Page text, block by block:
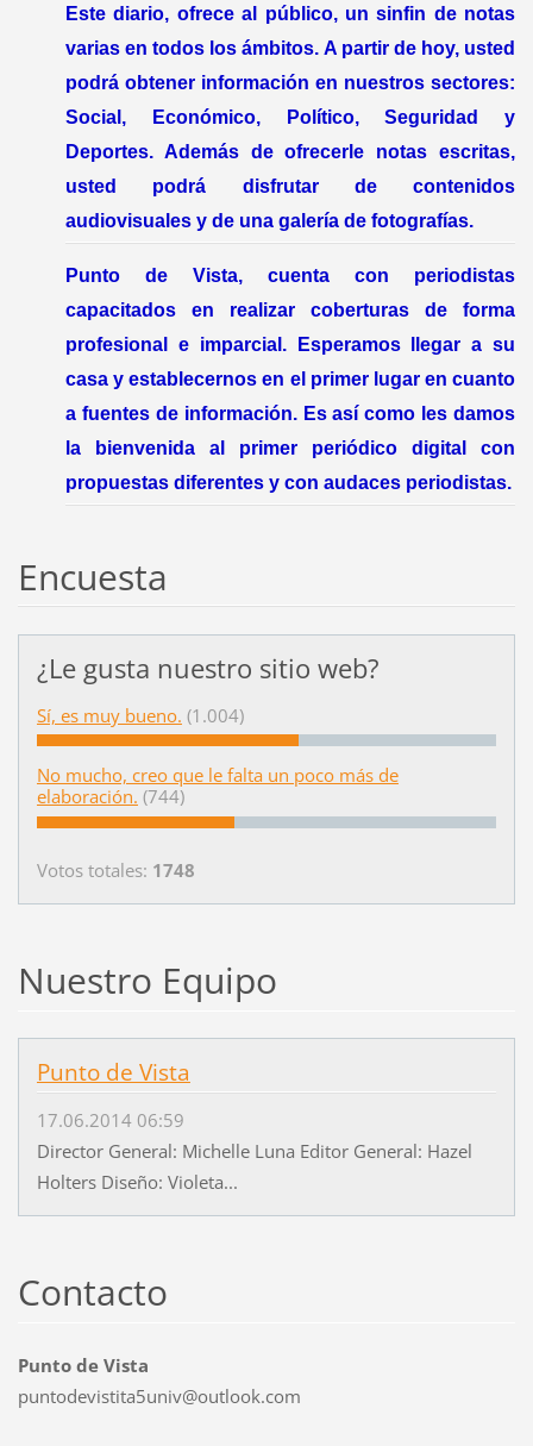
Este diario, ofrece al público, un sinfin de notas
varias en todos los ámbitos. A partir de hoy, usted
podrá obtener información en nuestros sectores:
Social, Económico, Político, Seguridad y
Deportes. Además de ofrecerle notas escritas,
usted podrá disfrutar de contenidos
audiovisuales y de una galería de fotografías.
Punto de Vista, cuenta con periodistas
capacitados en realizar coberturas de forma
profesional e imparcial. Esperamos llegar a su
casa y establecernos en el primer lugar en cuanto
a fuentes de información. Es así como les damos
la bienvenida al primer periódico digital con
propuestas diferentes y con audaces periodistas.
Encuesta
¿Le gusta nuestro sitio web?
Sí, es muy bueno. (1.004)
No mucho, creo que le falta un poco más de
elaboración. (744)
Votos totales: 1748
Nuestro Equipo
Punto de Vista
17.06.2014 06:59
Director General: Michelle Luna Editor General: Hazel
Holters Diseño: Violeta...
Contacto
Punto de Vista
puntodevistita5univ@outlook.com